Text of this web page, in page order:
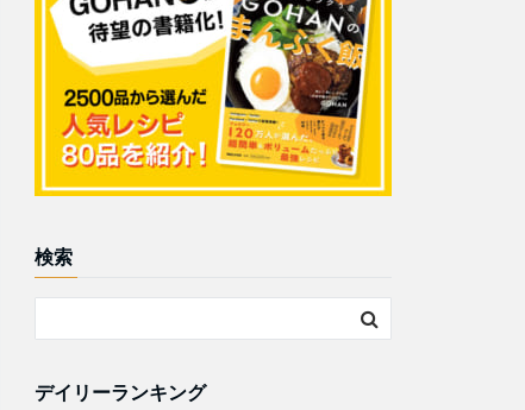
検索
デイリーランキング